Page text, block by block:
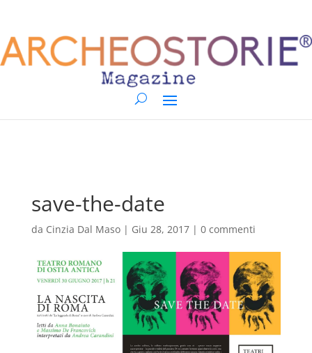
save-the-date
da Cinzia Dal Maso| Giu 28, 2017| 0 commenti